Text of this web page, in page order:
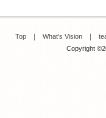
Top ｜ What's Vision ｜
Copyright